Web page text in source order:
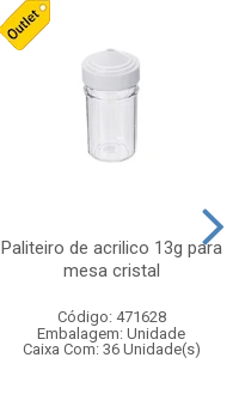
Paliteiro de acrilico 13g para
mesa cristal
Código: 471628
Embalagem: Unidade
Caixa Com: 36 Unidade(s)